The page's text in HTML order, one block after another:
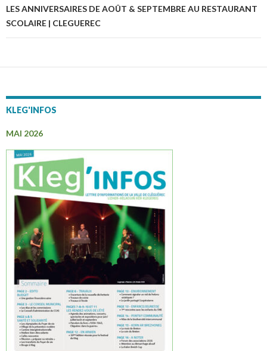
articles
LES ANNIVERSAIRES DE AOÛT & SEPTEMBRE AU RESTAURANT
SCOLAIRE | CLEGUEREC
KLEG'INFOS
MAI 2026